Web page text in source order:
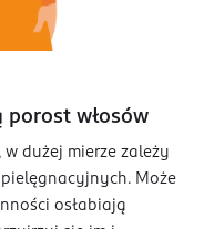
porost włosów
dużej mierze zależy
Może
osłabiają